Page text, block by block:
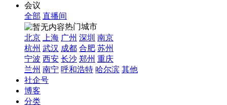
会议
全部 直播间
热门城市
北京
上海 广州 深圳 南京
杭州 武汉 成都 合肥 苏州
宁波 西安 长沙 郑州 重庆
兰州 南宁 呼和浩特 哈尔滨 其他
社企号
博客
分类